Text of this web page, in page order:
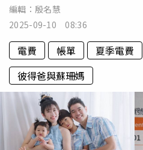
編輯： 殷名慧
2025-09-10 08:36
電費 帳單 夏季電費
彼得爸與蘇珊媽